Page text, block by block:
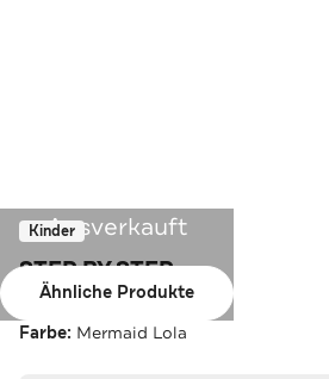
Ausverkauft
Ähnliche Produkte
Kinder
STEP BY STEP
Brotdose 18 cm
Farbe: Mermaid Lola